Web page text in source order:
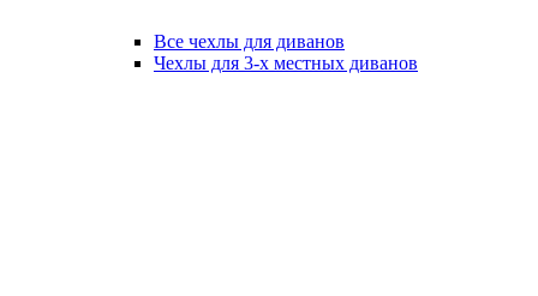
Все чехлы для диванов
Чехлы для 3-х местных диванов